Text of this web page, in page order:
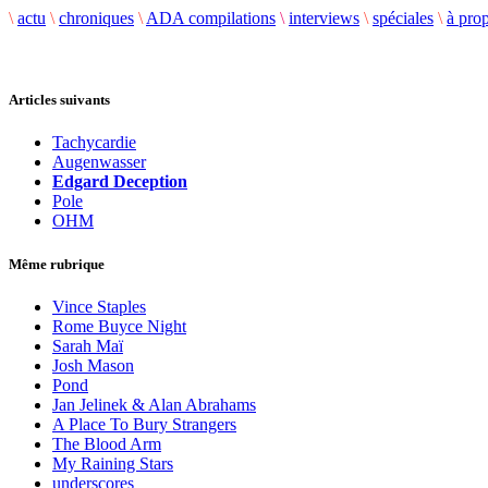
\ actu \ chroniques \ ADA compilations \ interviews \ spéciales \ à
Articles suivants
Tachycardie
Augenwasser
Edgard Deception
Pole
OHM
Même rubrique
Vince Staples
Rome Buyce Night
Sarah Maï
Josh Mason
Pond
Jan Jelinek & Alan Abrahams
A Place To Bury Strangers
The Blood Arm
My Raining Stars
underscores